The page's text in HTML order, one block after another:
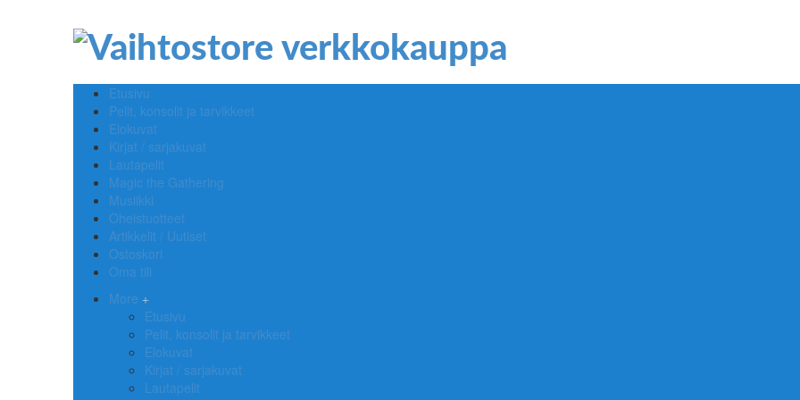
Etusivu
Pelit, konsolit ja tarvikkeet
Elokuvat
Kirjat / sarjakuvat
Lautapelit
Magic the Gathering
Musiikki
Oheistuotteet
Artikkelit / Uutiset
Ostoskori
Oma tili
More
Etusivu
Pelit, konsolit ja tarvikkeet
Elokuvat
Kirjat / sarjakuvat
Lautapelit